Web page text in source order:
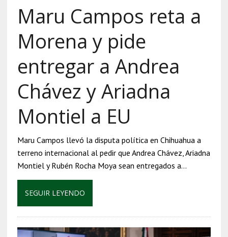
Maru Campos reta a
Morena y pide
entregar a Andrea
Chávez y Ariadna
Montiel a EU
Maru Campos llevó la disputa política en Chihuahua a
terreno internacional al pedir que Andrea Chávez, Ariadna
Montiel y Rubén Rocha Moya sean entregados a…
SEGUIR LEYENDO